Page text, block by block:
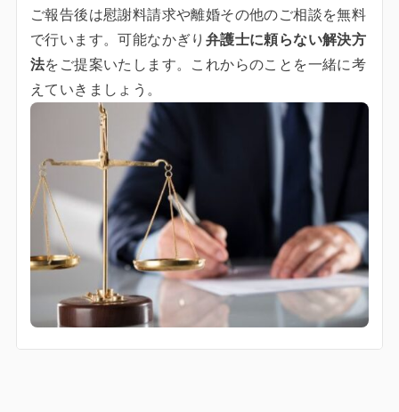
ご報告後は慰謝料請求や離婚その他のご相談を無料
で行います。可能なかぎり 弁護士に頼らない解決方
法をご提案いたします。これからのことを一緒に考
えていきましょう。